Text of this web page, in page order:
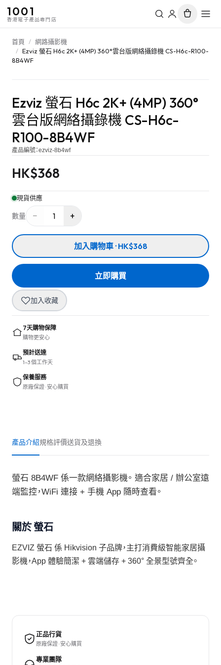
1001
香港電子產品專門店
首頁 / 網路攝影機
/ Ezviz 螢石 H6c 2K+ (4MP) 360°雲台版網絡攝錄機 CS-H6c-R100-
8B4WF
Ezviz 螢石 H6c 2K+ (4MP) 360°
雲台版網絡攝錄機 CS-H6c-
R100-8B4WF
產品編號：ezviz-8b4wf
HK$368
現貨供應
數量 − 1 +
加入購物車 · HK$368
立即購買
加入收藏
7天購物保障
購物更安心
預計送達
1–3 個工作天
保養服務
原廠保證 · 安心購買
產品介紹規格評價送貨及退換
螢石 8B4WF 係一款網絡攝影機。 適合家居 / 辦公室遠
端監控，WiFi 連接 + 手機 App 隨時查看。
關於 螢石
EZVIZ 螢石 係 Hikvision 子品牌，主打消費級智能家居攝
影機，App 體驗簡潔 + 雲端儲存 + 360° 全景型號齊全。
正品行貨
原廠保證 · 安心購買
專業團隊